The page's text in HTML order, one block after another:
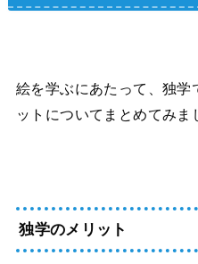
絵を学ぶにあたって、独学
ットについてまとめてみま
独学のメリット